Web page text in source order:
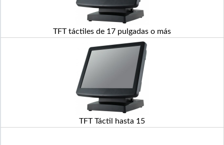
TFT táctiles de 17 pulgadas o más
TFT Táctil hasta 15